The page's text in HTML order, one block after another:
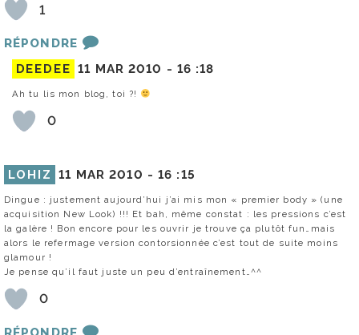
1
RÉPONDRE
DEEDEE 11 MAR 2010 - 16 :18
Ah tu lis mon blog, toi ?!
0
LOHIZ 11 MAR 2010 -16 :15
Dingue : justement aujourd’hui j’ai mis mon « premier body » (une
acquisition New Look) !!! Et bah, même constat : les pressions c’est
la galère ! Bon encore pour les ouvrir je trouve ça plutôt fun…mais
alors le refermage version contorsionnée c’est tout de suite moins
glamour !
Je pense qu’il faut juste un peu d’entraînement…^^
0